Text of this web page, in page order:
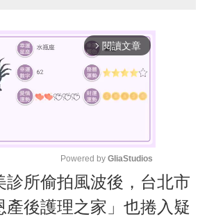
arrow_forward_ios 閱讀文章
M
t
Powered by GliaStudios
診所偷拍風波後，台北市
產後護理之家」也捲入疑